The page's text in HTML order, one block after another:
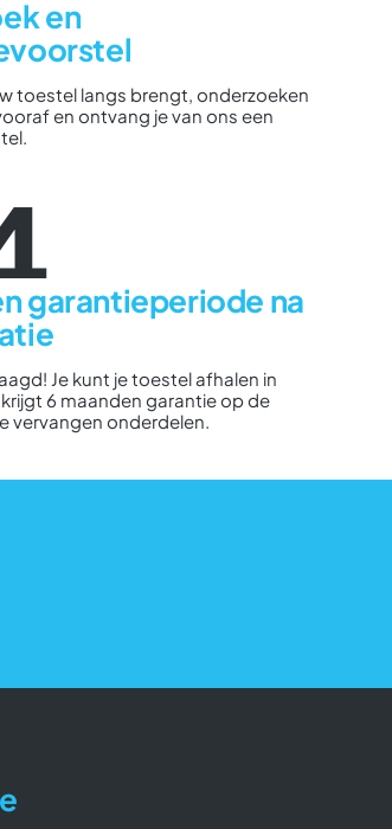
en
toestel langs brengt, onderzoeken
en ontvang je van ons een
garantieperiode na
Je kunt je toestel afhalen in
6 maanden garantie op de
vervangen onderdelen.